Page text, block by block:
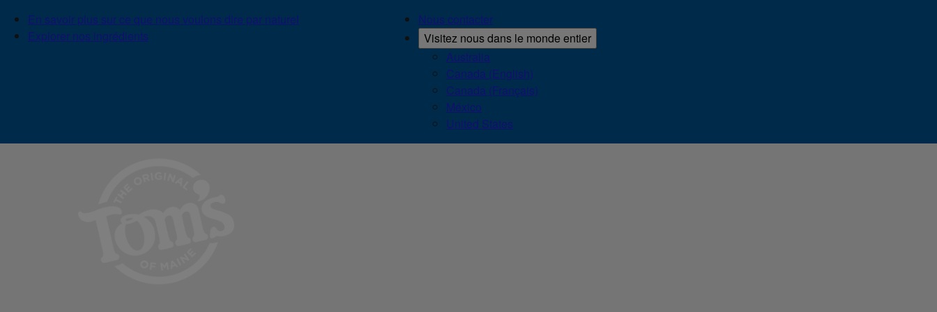
En savoir plus sur ce que nous voulons dire par naturel
Explorer nos ingrédients
Nous contacter
Visitez nous dans le monde entier
Australia
Canada (English)
Canada (Français)
México
United States